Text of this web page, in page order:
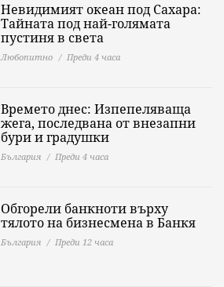
Невидимият океан под Сахара:
Тайната под най-голямата
пустиня в света
Любопитно Преди 4 часа
Времето днес: Изпепеляваща
жега, последвана от внезапни
бури и градушки
България Преди 4 часа
Обгорели банкноти върху
тялото на бизнесмена в Банкя
България Преди 12 часа